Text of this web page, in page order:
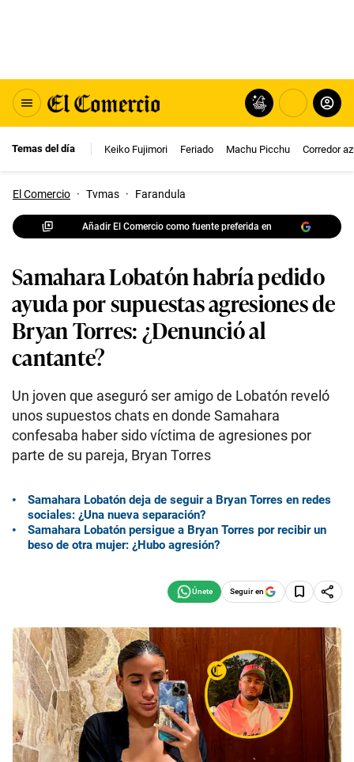
Temas del día Keiko Fujimori Feriado Machu Picchu Corredor
El Comercio · Tvmas · Farandula
Añadir El Comercio como fuente preferida en
Samahara Lobatón habría pedido
ayuda por supuestas agresiones de
Bryan Torres: ¿Denunció al
cantante?
Un joven que aseguró ser amigo de Lobatón reveló
unos supuestos chats en donde Samahara
confesaba haber sido víctima de agresiones por
parte de su pareja, Bryan Torres
Samahara Lobatón deja de seguir a Bryan Torres en redes
sociales: ¿Una nueva separación?
Samahara Lobatón persigue a Bryan Torres por recibir un
beso de otra mujer: ¿Hubo agresión?
Seguir en